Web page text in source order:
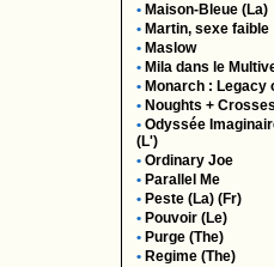
• Maison-Bleue (La)
• Martin, sexe faible
• Maslow
• Mila dans le
• Monarch : Legacy
• Noughts + Crosses
• Odyssée
(L')
• Ordinary Joe
• Parallel Me
• Peste (La) (Fr)
• Pouvoir (Le)
• Purge (The)
• Regime (The)